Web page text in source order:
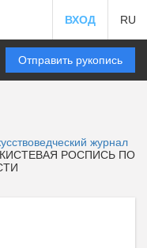
ВХОД RU
Отправить рукопись
журнал
РОСПИСЬ ПО